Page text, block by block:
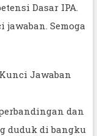
Dasar IPA.
Semoga
Jawaban
dan
duduk di bangku